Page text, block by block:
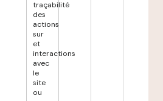
traçabilité
des
actions
sur
et
interactions
avec
le
site
ou